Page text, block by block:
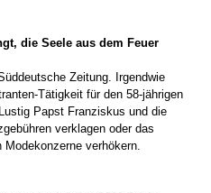
die Seele aus dem Feuer
Zeitung. Irgendwie
Tätigkeit für den 58-jährigen
Papst Franziskus und die
verklagen oder das
Modekonzerne verhökern.